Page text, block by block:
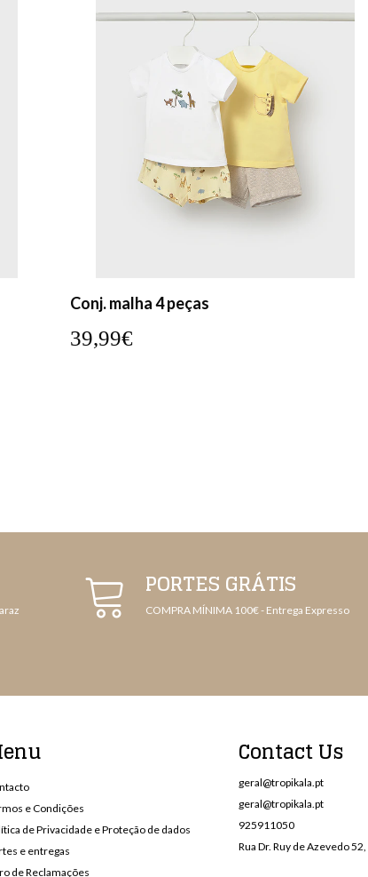
Conj. malha 4 peças
39,99€
PORTES GRÁTIS
COMPRA MÍNIMA 100€ - Entrega Expresso
e Condições
de Privacidade e Proteção de dados
e entregas
de Reclamações
Contact Us
geral@tropikala.pt
geral@tropikala.pt
925911050
Rua Dr. Ruy de Azevedo 52,